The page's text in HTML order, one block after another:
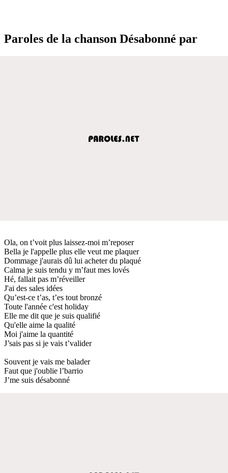
Paroles de la chanson Désabonné par
Ola, on t’voit plus laissez-moi m’reposer
Bella je l'appelle plus elle veut me plaquer
Dommage j'aurais dû lui acheter du plaqué
Calma je suis tendu y m’faut mes lovés
Hé, fallait pas m’réveiller
J'ai des sales idées
Qu’est-ce t’as, t’es tout bronzé
Toute l'année c'est holiday
Elle me dit que je suis qualifié
Qu'elle aime la qualité
Moi j'aime la quantité
J’sais pas si je vais t’valider
Souvent je vais me balader
Faut que j'oublie l’barrio
J’me suis désabonné